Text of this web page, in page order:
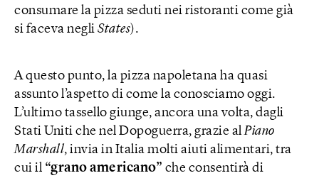
consumare la pizza seduti nei ristoranti come già
si faceva negli States).
A questo punto, la pizza napoletana ha quasi
assunto l’aspetto di come la conosciamo oggi.
L’ultimo tassello giunge, ancora una volta, dagli
Stati Uniti che nel Dopoguerra, grazie alPiano
Marshall, invia in Italia molti aiuti alimentari, tra
cui il “grano americano” che consentirà di